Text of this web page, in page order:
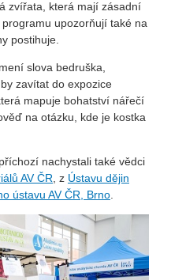
zvířata, která mají zásadní
upozorňují také na
postihuje.
slova bedruška,
zavítat do expozice
mapuje bohatství nářečí
na otázku, kde je kostka
nachystali také vědci
AV ČR , z Ústavu dějin
ústavu AV ČR, Brno